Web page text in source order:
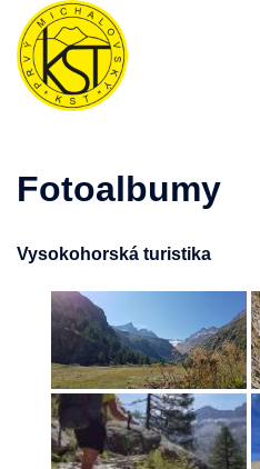
Preskočiť
obsah
Fotoalbumy
Vysokohorská turistika